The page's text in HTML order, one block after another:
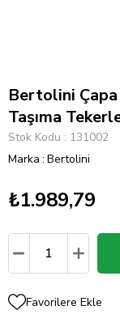
Bertolini
Taşıma
Stok Kodu
131002
Marka : Bertolini
₺1.989,79
Favorilere Ekle